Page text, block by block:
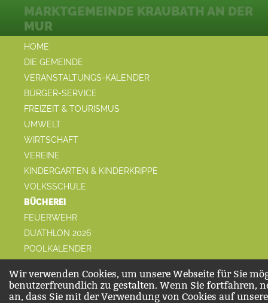
HOME
DIE GEMEINDE
VERANSTALTUNGS-KALENDER
BÜRGER-SERVICE
FREIZEIT & TOURISMUS
UMWELT
WIRTSCHAFT
VEREINE
KINDERGARTEN & KINDERKRIPPE
VOLKSSCHULE
BÜCHEREI
FEUERWEHR
DUATHLON 2026
POOLKALENDER
MARKTGEMEINDE KRAUBATH AN DER
MUR
Wir verwenden Cookies, um unsere Webseite für Sie
benutzerfreundlich zu gestalten. Wenn Sie fortfahren,
an, dass Sie mit der Verwendung von Cookies auf